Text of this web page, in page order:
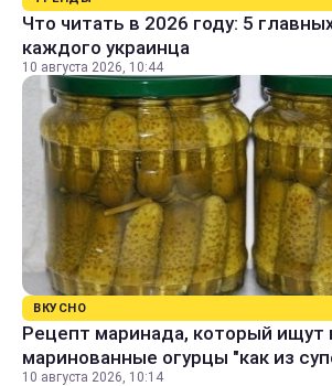
Что читать в 2026 году: 5
каждого украинца
10 августа 2026, 10:44
ВКУСНО
Рецепт маринада, который ищут
маринованные огурцы "как из
10 августа 2026, 10:14